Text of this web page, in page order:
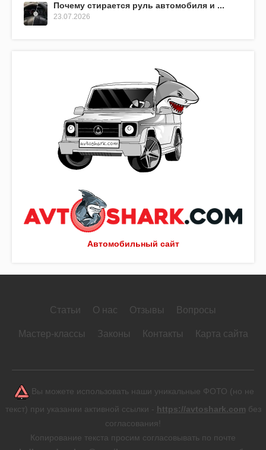
Автомобильный сайт
Почему стирается руль автомобиля и ...
23.07.2026
Статьи О нас Отзывы Вопросы
Мастер-классы Законы Контакты Карта сайта
Вы можете использовать наши уникальные ФОТО (но не
текст) при указании активной ссылки - https://avtoshark.com без
согласования!
Копирование текста просим согласовывать по почте